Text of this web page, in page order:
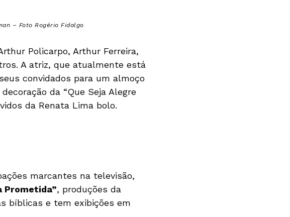
– Foto Rogério Fidalgo
Policarpo, Arthur Ferreira,
A atriz, que atualmente está
convidados para um almoço
da “Que Seja Alegre
da Renata Lima bolo.
marcantes na televisão,
Prometida”, produções da
bíblicas e tem exibições em